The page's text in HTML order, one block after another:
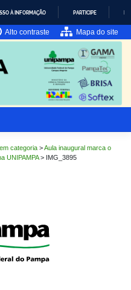
À INFORMAÇÃO PARTICIPE
Alto contraste Mapa do site
categoria >Aula inaugural marca o
UNIPAMPA> IMG_3895